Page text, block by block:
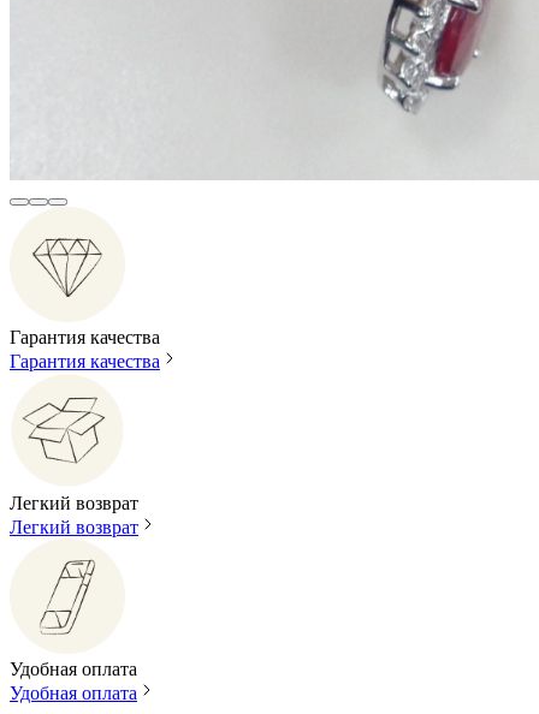
Гарантия качества
Гарантия качества
Легкий возврат
Легкий возврат
Удобная оплата
Удобная оплата